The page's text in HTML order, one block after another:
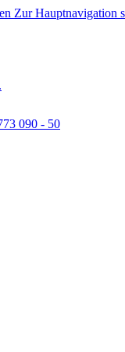
Zur Hauptnavigation
090 - 50